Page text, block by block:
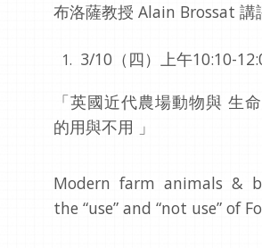
布洛薩教授 Alain Brossat 講
3/10（四）上午10:10-
「英國近代農場動物與 生
的用與不用 」
Modern farm animals &
the “use” and “not use” of